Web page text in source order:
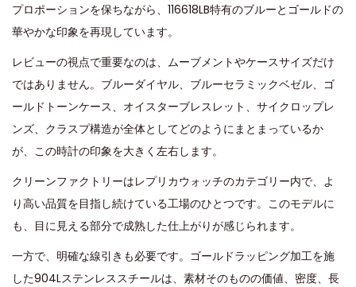
プロポーションを保ちながら、116618LB特有のブルーとゴールドの
華やかな印象を再現しています。
レビューの視点で重要なのは、ムーブメントやケースサイズだけ
ではありません。ブルーダイヤル、ブルーセラミックベゼル、ゴ
ールドトーンケース、オイスターブレスレット、サイクロップレ
ンズ、クラスプ構造が全体としてどのようにまとまっているか
が、この時計の印象を大きく左右します。
クリーンファクトリーはレプリカウォッチのカテゴリー内で、よ
り高い品質を目指し続けている工場のひとつです。このモデルに
も、目に見える部分で成熟した仕上がりが感じられます。
一方で、明確な線引きも必要です。ゴールドラッピング加工を施
した904Lステンレススチールは、素材そのものの価値、密度、長